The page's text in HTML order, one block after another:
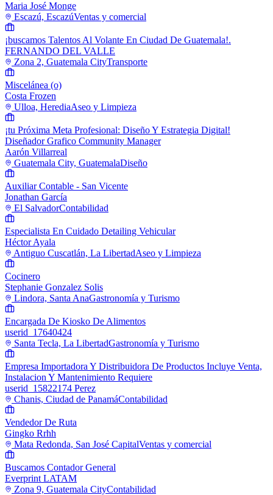
Maria José Monge
Escazú, EscazúVentas y comercial
¡buscamos Talentos Al Volante En Ciudad De Guatemala!.
FERNANDO DEL VALLE
Zona 2, Guatemala CityTransporte
Miscelánea (o)
Costa Frozen
Ulloa, HerediaAseo y Limpieza
¡tu Próxima Meta Profesional: Diseño Y Estrategia Digital!
Diseñador Grafico Community Manager
Aarón Villarreal
Guatemala City, GuatemalaDiseño
Auxiliar Contable - San Vicente
Jonathan García
El SalvadorContabilidad
Especialista En Cuidado Detailing Vehicular
Héctor Ayala
Antiguo Cuscatlán, La LibertadAseo y Limpieza
Cocinero
Stephanie Gonzalez Solis
Lindora, Santa AnaGastronomía y Turismo
Encargada De Kiosko De Alimentos
userid_17640424
Santa Tecla, La LibertadGastronomía y Turismo
Empresa Importadora Y Distribuidora De Productos Incluye Venta,
Instalacion Y Mantenimiento Requiere
userid_15822174 Perez
Chanis, Ciudad de PanamáContabilidad
Vendedor De Ruta
Gingko Rrhh
Mata Redonda, San José CapitalVentas y comercial
Buscamos Contador General
Everprint LATAM
Zona 9, Guatemala CityContabilidad